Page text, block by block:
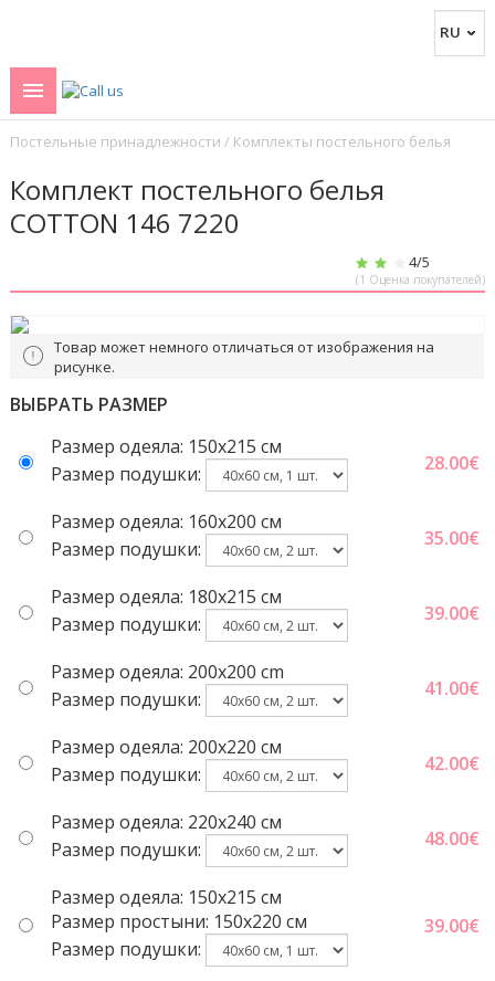
Постельные принадлежности / Комплекты постельного белья
Комплект постельного белья
COTTON 146 7220
4/5
(1 Оценка покупателей)
Товар может немного отличаться от изображения на
рисунке.
ВЫБРАТЬ РАЗМЕР
Размер одеяла: 150x215 cм
Размер подушки:
28.00€
Размер одеяла: 160x200 см
Размер подушки:
35.00€
Размер одеяла: 180x215 см
Размер подушки:
39.00€
Размер одеяла: 200x200 cm
Размер подушки:
41.00€
Размер одеяла: 200x220 cм
Размер подушки:
42.00€
Размер одеяла: 220x240 cм
Размер подушки:
48.00€
Размер одеяла: 150x215 cм
Размер простыни: 150x220 cм
Размер подушки:
39.00€